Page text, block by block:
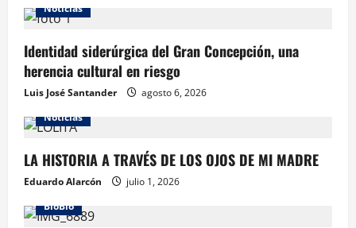
Noticias
Identidad siderúrgica del Gran Concepción, una
herencia cultural en riesgo
Luis José Santander
agosto 6, 2026
Noticias
LA HISTORIA A TRAVÉS DE LOS OJOS DE MI MADRE
Eduardo Alarcón
julio 1, 2026
BioBio